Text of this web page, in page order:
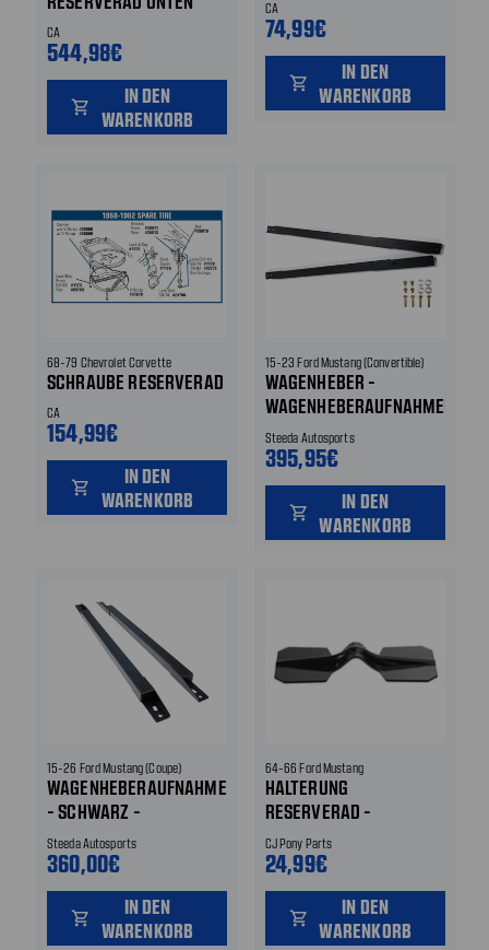
CA
544,98€
shopping_cart
IN DEN
WARENKORB
CA
74,99€
shopping_cart
IN DEN
WARENKORB
68-79 Chevrolet Corvette
SCHRAUBE RESERVERAD
CA
154,99€
shopping_cart
IN DEN
WARENKORB
15-23 Ford Mustang (Convertible)
WAGENHEBER -
WAGENHEBERAUFNAHMEN
- SCHWARZ -
GESCHRAUBT LINKS UND
RECHTS
Steeda Autosports
395,95€
shopping_cart
IN DEN
WARENKORB
15-26 Ford Mustang (Coupe)
WAGENHEBERAUFNAHMEN
- SCHWARZ -
GESCHRAUBT - ORIGINAL
LINKS UND RECHTS
Steeda Autosports
360,00€
shopping_cart
IN DEN
WARENKORB
64-66 Ford Mustang
HALTERUNG
RESERVERAD -
BEFESTIGUNGSBLECH
CJ Pony Parts
24,99€
shopping_cart
IN DEN
WARENKORB